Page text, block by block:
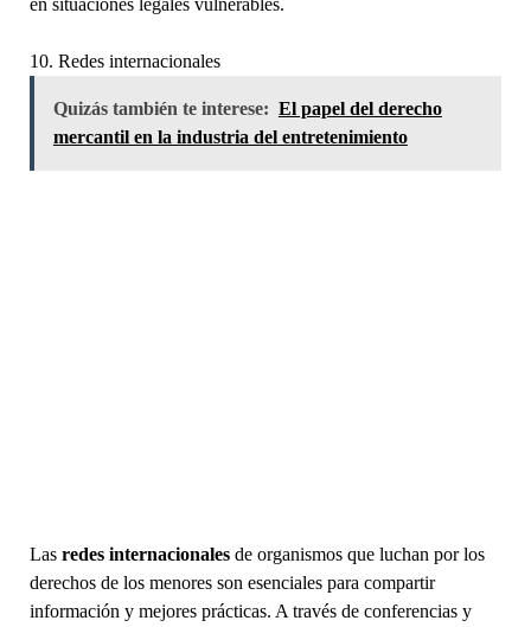
10. Redes internacionales
Quizás también te interese: El papel del derecho
mercantil en la industria del entretenimiento
Las redes internacionalesde organismos que luchan por los
derechos de los menores son esenciales para compartir
información y mejores prácticas. A través de conferencias y